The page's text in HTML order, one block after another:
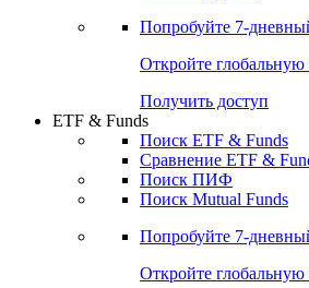
Попробуйте 7-
Откройте
Получить доступ
ETF & Funds
Поиск ETF & Funds
Сравнение ETF &
Поиск ПИФ
Поиск Mutual Funds
Попробуйте 7-
Откройте